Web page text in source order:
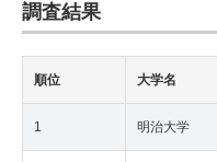
調査結果
順位 大学名
1 明治大学